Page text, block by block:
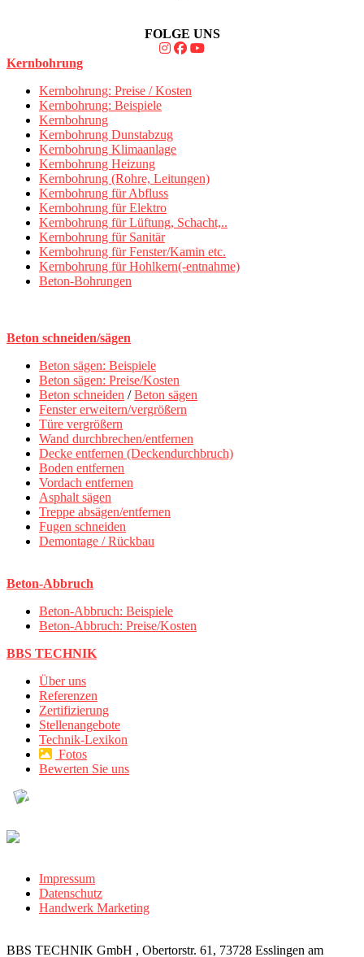
FOLGE UNS
Kernbohrung
Kernbohrung: Preise / Kosten
Kernbohrung: Beispiele
Kernbohrung
Kernbohrung Dunstabzug
Kernbohrung Klimaanlage
Kernbohrung Heizung
Kernbohrung (Rohre, Leitungen)
Kernbohrung für Abfluss
Kernbohrung für Elektro
Kernbohrung für Lüftung, Schacht,..
Kernbohrung für Sanitär
Kernbohrung für Fenster/Kamin etc.
Kernbohrung für Hohlkern(-entnahme)
Beton-Bohrungen
Beton schneiden/sägen
Beton sägen: Beispiele
Beton sägen: Preise/Kosten
Beton schneiden /Beton sägen
Fenster erweitern/vergrößern
Türe vergrößern
Wand durchbrechen/entfernen
Decke entfernen (Deckendurchbruch)
Boden entfernen
Vordach entfernen
Asphalt sägen
Treppe absägen/entfernen
Fugen schneiden
Demontage / Rückbau
Beton-Abbruch
Beton-Abbruch: Beispiele
Beton-Abbruch: Preise/Kosten
BBS TECHNIK
Über uns
Referenzen
Zertifizierung
Stellenangebote
Technik-Lexikon
Fotos
Bewerten Sie uns
Impressum
Datenschutz
Handwerk Marketing
BBS TECHNIK GmbH , Obertorstr. 61, 73728 Esslingen am